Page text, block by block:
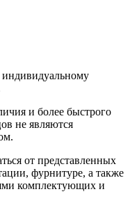
и более быстрого
не являются
от представленных
фурнитуре, а также
комплектующих и